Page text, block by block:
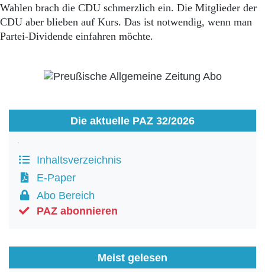
Wahlen brach die CDU schmerzlich ein. Die Mitglieder der
CDU aber blieben auf Kurs. Das ist notwendig, wenn man
Partei-Dividende einfahren möchte.
Die aktuelle PAZ 32/2026
Inhaltsverzeichnis
E-Paper
Abo Bereich
PAZ abonnieren
Meist gelesen